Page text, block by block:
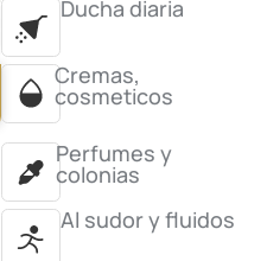
Ducha diaria
Cremas,
cosmeticos
Perfumes y
colonias
Al sudor y fluidos